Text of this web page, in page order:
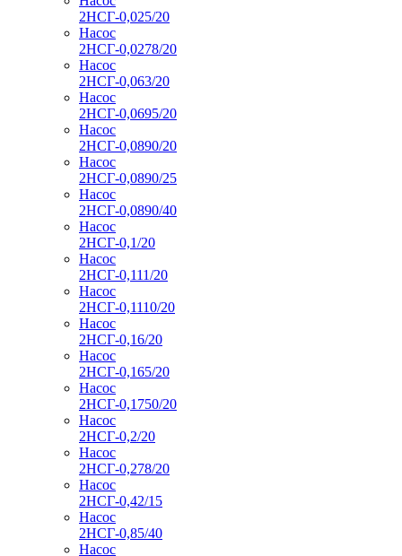
2НСГ-0,025/20
Насос
2НСГ-0,0278/20
Насос
2НСГ-0,063/20
Насос
2НСГ-0,0695/20
Насос
2НСГ-0,0890/20
Насос
2НСГ-0,0890/25
Насос
2НСГ-0,0890/40
Насос
2НСГ-0,1/20
Насос
2НСГ-0,111/20
Насос
2НСГ-0,1110/20
Насос
2НСГ-0,16/20
Насос
2НСГ-0,165/20
Насос
2НСГ-0,1750/20
Насос
2НСГ-0,2/20
Насос
2НСГ-0,278/20
Насос
2НСГ-0,42/15
Насос
2НСГ-0,85/40
Насос